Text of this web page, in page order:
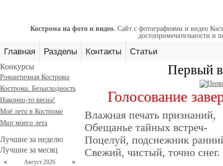
Кострома на фото и видео. Сайт с фотографиями и видео
достопримечательности и
Главная Разделы Контакты Статьи
Конкурсы
Романтичная Кострома
Кострома. Безысходность
Наконец-то весна!
Моё лето в Костроме
Мир моего лета
Лучшие за неделю
Лучшие за месяц
« Август 2026 »
Первый
Голосование
Влажная печать признаний,
Обещанье тайных встреч-
Поцелуй, подснежник
Свежий, чистый, точно снег.